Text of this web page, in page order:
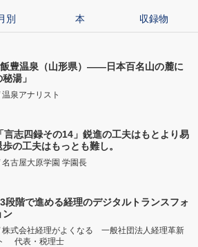
別 本 収録物
豊温泉（山形県）――日本百名山の麓に
湯」
泉アナリスト
志四録その14」鋭進の工夫はもとより易
の工夫はもっとも難し。
古屋大原学園 学園長
階で進める経理のデジタルトランスフォ
ン
株式会社経理がよくなる 一般社団法人経理革新
代表・税理士